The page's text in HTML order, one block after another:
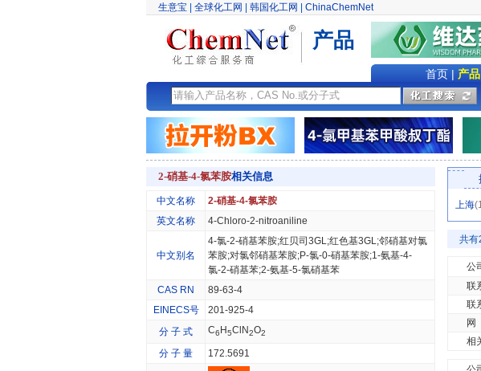
生意宝 全球化工网 韩国化工网 ChinaChemNet
产品
首页| 产品
2-硝基-4-氯苯胺相关信息
中文名称
2-硝基-4-氯苯胺
英文名称
4-Chloro-2-nitroaniline
中文别名
4-氯-2-硝基苯胺;红贝司3GL;红色基3GL;邻硝基对氯
苯胺;对氯邻硝基苯胺;P-氯-0-硝基苯胺;1-氨基-4-
氯-2-硝基苯;2-氨基-5-氯硝基苯
CAS RN
89-63-4
EINECS号
201-925-4
分 子 式
C6 H5ClN2O2
分 子 量 172.5691
上海
共有
公
联
联
相